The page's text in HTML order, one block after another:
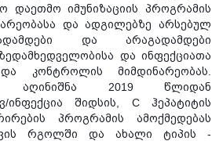
დაეთმო იმუნიზაციის პროგრამის
და ადგილებზე არსებულ
და არაგადამდები
და ინფექციათა
კონტროლის მიმდინარეობას.
აღინიშნა 2019 წლიდან
ინფექცია შიდსის, C ჰეპატიტის
პროგრამის ამოქმედებას
რგოლში და ახალი ტიპის -